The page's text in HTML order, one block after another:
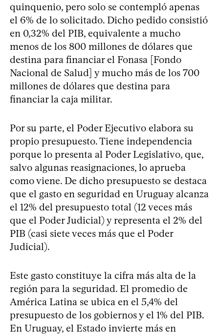
quinquenio, pero solo se contempló apenas
el 6% de lo solicitado. Dicho pedido consistió
en 0,32% del PIB, equivalente a mucho
menos de los 800 millones de dólares que
destina para financiar el Fonasa [Fondo
Nacional de Salud] y mucho más de los 700
millones de dólares que destina para
financiar la caja militar.
Por su parte, el Poder Ejecutivo elabora su
propio presupuesto. Tiene independencia
porque lo presenta al Poder Legislativo, que,
salvo algunas reasignaciones, lo aprueba
como viene. De dicho presupuesto se destaca
que el gasto en seguridad en Uruguay alcanza
el 12% del presupuesto total (12 veces más
que el Poder Judicial) y representa el 2% del
PIB (casi siete veces más que el Poder
Judicial).
Este gasto constituye la cifra más alta de la
región para la seguridad. El promedio de
América Latina se ubica en el 5,4% del
presupuesto de los gobiernos y el 1% del PIB.
En Uruguay, el Estado invierte más en